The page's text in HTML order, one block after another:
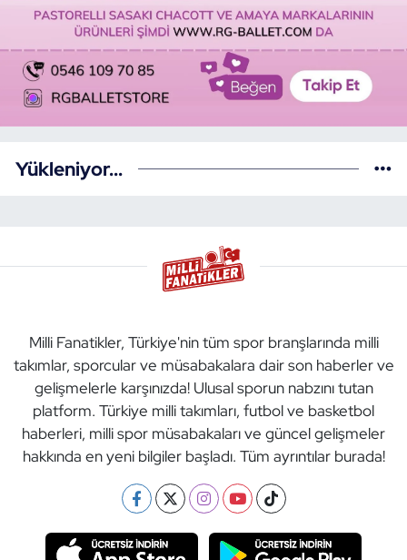
Yükleniyor...
Milli Fanatikler, Türkiye'nin tüm spor branşlarında milli
takımlar, sporcular ve müsabakalara dair son haberler ve
gelişmelerle karşınızda! Ulusal sporun nabzını tutan
platform. Türkiye milli takımları, futbol ve basketbol
haberleri, milli spor müsabakaları ve güncel gelişmeler
hakkında en yeni bilgiler başladı. Tüm ayrıntılar burada!